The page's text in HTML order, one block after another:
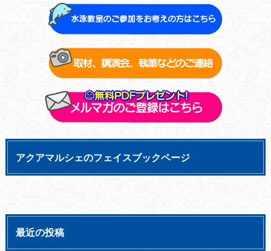
アクアマルシェのフェイスブックページ
最近の投稿